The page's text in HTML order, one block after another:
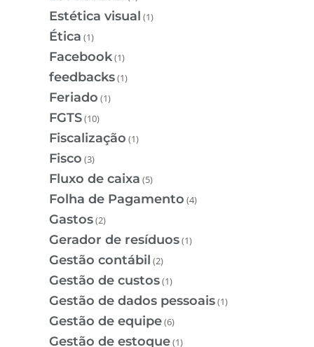
Estética visual (1)
Ética (1)
Facebook(1)
feedbacks(1)
Feriado (1)
FGTS(10)
Fiscalização (1)
Fisco (3)
Fluxo de caixa (5)
Folha de Pagamento (4)
Gastos(2)
Gerador de resíduos(1)
Gestão contábil (2)
Gestão de custos(1)
Gestão de dados pessoais(1)
Gestão de equipe(6)
Gestão de estoque(1)